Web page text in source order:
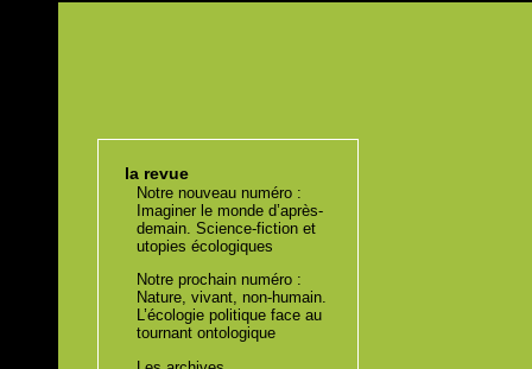
la revue
Notre nouveau numéro :
Imaginer le monde d’après-
demain. Science-fiction et
utopies écologiques
Notre prochain numéro :
Nature, vivant, non-humain.
L’écologie politique face au
tournant ontologique